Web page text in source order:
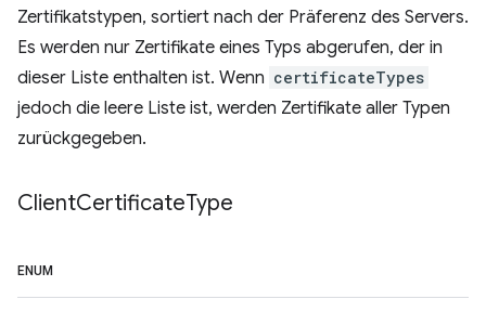
Zertifikatstypen, sortiert nach der Präferenz des Servers.
Es werden nur Zertifikate eines Typs abgerufen, der in
dieser Liste enthalten ist. Wenn certificateTypes
jedoch die leere Liste ist, werden Zertifikate aller Typen
zurückgegeben.
ClientCertificateType
ENUM